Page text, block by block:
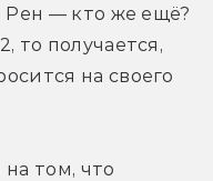
Рен — кто же ещё?
то получается,
на своего
на том, что